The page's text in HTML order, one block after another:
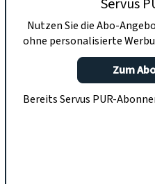
Servus
Nutzen Sie die Abo-
ohne personalisierte
Zum
Bereits Servus PUR-